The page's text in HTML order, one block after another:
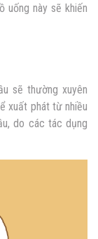
uống này sẽ khiến
sẽ thường xuyên
xuất phát từ nhiều
do các tác dụng